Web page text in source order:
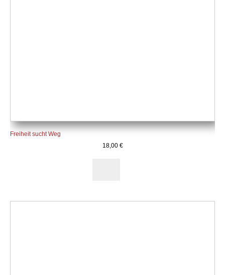
Freiheit sucht Weg
18,00 €